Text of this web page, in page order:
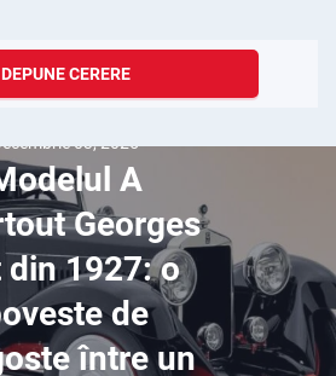
DEPUNE CERERE
03, 2025
A
Georges
din 1927: o
de
între un